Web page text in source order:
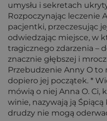
umysłu i sekretach
Rozpoczynając leczenie
pacjentki, przeczesując
odwiedzając miejsce, w
tragicznego zdarzenia –
znacznie głębszej i
Przebudzenie Anny O
dopiero jej początek. *
mówią o niej Anna O. Ci,
winie, nazywają ją
drudzy nie mogą